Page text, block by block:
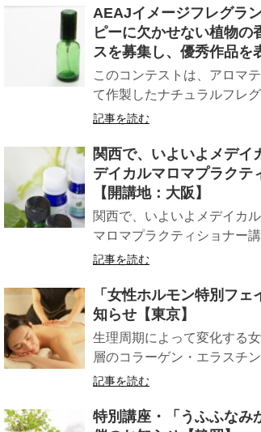
AEAJイメージフレグラ
ピーに欠かせない植物の
スを募集し、優秀作品を
このコンテストは、アロマ
て作製したナチュラルフレ
記事を読む
関西で、いよいよメデイ
デイカルマロマプラクテ
【開講地：大阪】
関西で、いよいよメデイカ
マロマプラクティショナー
記事を読む
「女性ホルモン特別フ
知らせ【東京】
生理周期によって変化する
層のコラーゲン・エラスチ
記事を読む
特別講座・「うふふなみ